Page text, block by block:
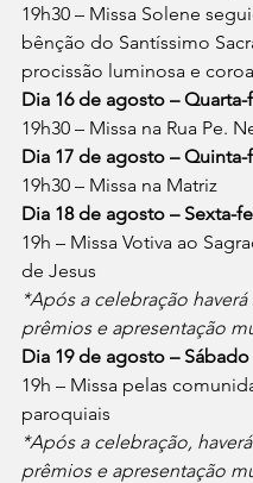
19h30 – Missa Solene
bênção do Santíssimo
procissão luminosa e
Dia 16 de agosto – Quarta-
19h30 – Missa na Rua Pe.
Dia 17 de agosto – Quinta-
19h30 – Missa na Matriz
Dia 18 de agosto – Sexta-
19h – Missa Votiva ao
de Jesus
*Após a celebração
prêmios e apresentação
Dia 19 de agosto – Sábado
19h – Missa pelas
paroquiais
*Após a celebração,
prêmios e apresentação